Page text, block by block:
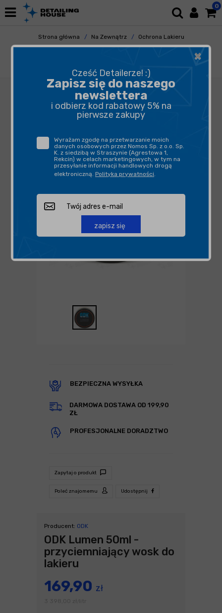
0
Strona główna Na Zewnątrz
Ochrona Lakieru
Woski
BEZPIECZNA WYSYŁKA
DARMOWA DOSTAWA OD 199,90
ZŁ
PROFESJONALNE DORADZTWO
Zapytaj o produkt
Poleć znajomemu Udostępnij
Producent: ODK
ODK Lumen 50ml -
przyciemniający wosk do
lakieru
169,90 zł
×
Cześć Detailerze! :)
Zapisz się do naszego
newslettera
i odbierz kod rabatowy 5% na
pierwsze zakupy
Wyrażam zgodę na przetwarzanie moich
danych osobowych przez Nomos Sp. z o.o. Sp.
K. z siedzibą w Straszynie (Agrestowa 1,
Rekcin) w celach marketingowych, w tym na
przesyłanie informacji handlowych drogą
elektroniczną. Polityka prywatności.
zapisz się